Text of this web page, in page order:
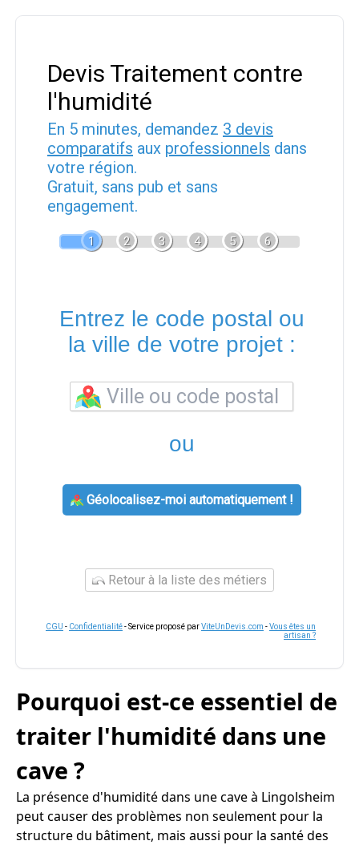
Devis Traitement contre
l'humidité
En 5 minutes, demandez 3 devis
comparatifs aux professionnels dans
votre région.
Gratuit, sans pub et sans
engagement.
1 2 3 4 5 6
Entrez le code postal ou
la ville de votre projet :
ou
Géolocalisez-moi automatiquement !
Retour à la liste des métiers
CGU - Confidentialité- Service proposé parViteUnDevis.com -Vous êtes un
artisan ?
Pourquoi est-ce essentiel de
traiter l'humidité dans une
cave ?
La présence d'humidité dans une cave à Lingolsheim
peut causer des problèmes non seulement pour la
structure du bâtiment, mais aussi pour la santé des